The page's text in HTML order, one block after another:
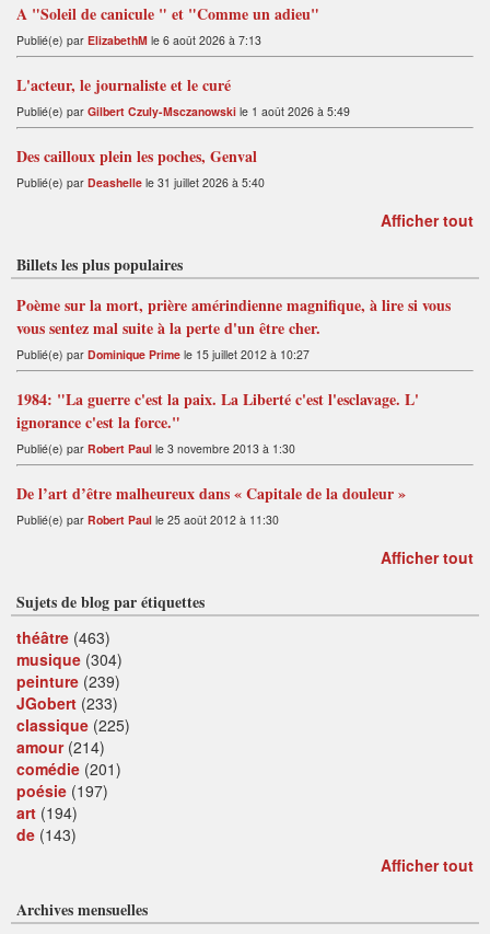
A "Soleil de canicule " et "Comme un adieu"
Publié(e) par ElizabethM le 6 août 2026 à 7:13
L'acteur, le journaliste et le curé
Publié(e) par Gilbert Czuly-Msczanowski le 1 août 2026 à 5:49
Des cailloux plein les poches, Genval
Publié(e) par Deashelle le 31 juillet 2026 à 5:40
Afficher tout
Billets les plus populaires
Poème sur la mort, prière amérindienne magnifique, à lire si vous
vous sentez mal suite à la perte d'un être cher.
Publié(e) par Dominique Prime le 15 juillet 2012 à 10:27
1984: "La guerre c'est la paix. La Liberté c'est l'esclavage. L'
ignorance c'est la force."
Publié(e) par Robert Paul le 3 novembre 2013 à 1:30
De l’art d’être malheureux dans « Capitale de la douleur »
Publié(e) par Robert Paul le 25 août 2012 à 11:30
Afficher tout
Sujets de blog par étiquettes
théâtre (463)
musique (304)
peinture (239)
JGobert (233)
classique (225)
amour(214)
comédie (201)
poésie (197)
art (194)
de (143)
Afficher tout
Archives mensuelles